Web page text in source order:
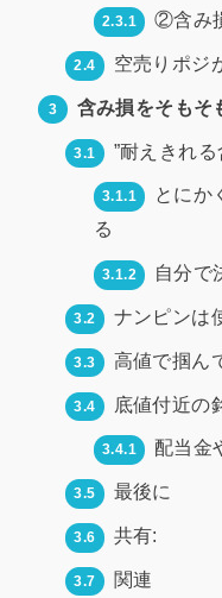
2.3.1 ②含み
2.4 空売りポジ
3 含み損をそもそ
3.1 ”耐えきれ
3.1.1
とにか
る
3.1.2 自分で
3.2 ナンピンは
3.3 高値で掴ん
3.4 底値付近の
3.4.1 配当金
3.5 最後に
3.6 共有:
3.7 関連